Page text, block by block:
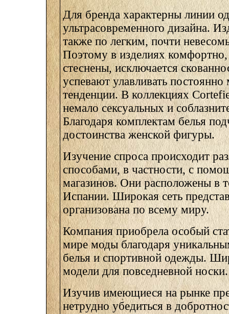
Для бренда характерны линии
ультрасовременного дизайна.
также по легким, почти
Поэтому в изделиях
стеснены, исключается
успевают улавливать
тенденции. В коллекциях
немало сексуальных и
Благодаря комплектам белья
достоинства женской фигуры.
Изучение спроса происходит
способами, в частности, с
магазинов. Они расположены в
Испании. Широкая сеть
организована по всему миру.
Компания приобрела особый
мире моды благодаря
белья и спортивной одежды.
модели для повседневной носки.
Изучив имеющиеся на рынке
нетрудно убедиться в